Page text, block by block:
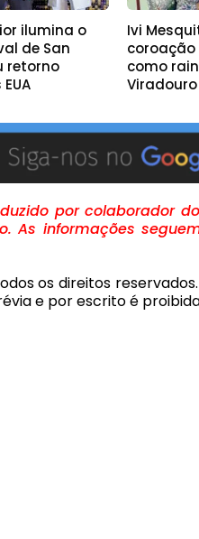
ilumina o
de San
retorno
Ivi
coroação
como
Viradouro
por colaborador
As informações
os direitos
e por escrito é